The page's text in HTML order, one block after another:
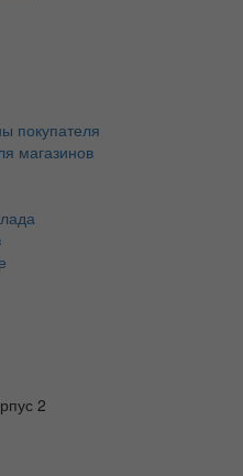
покупателя
магазинов
2